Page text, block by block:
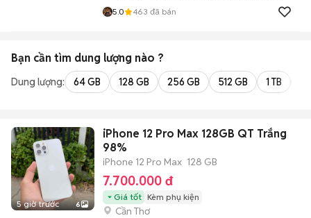
5.0 463 đã bán
Bạn cần tìm dung lượng nào ?
Dung lượng: 64 GB 128 GB 256 GB 512 GB 1 TB
5 giờ trước 6
iPhone 12 Pro Max 128GB QT Trắng
98%
iPhone 12 Pro Max 128 GB
7.700.000 đ
Giá tốt Kèm phụ kiện
Cần Thơ